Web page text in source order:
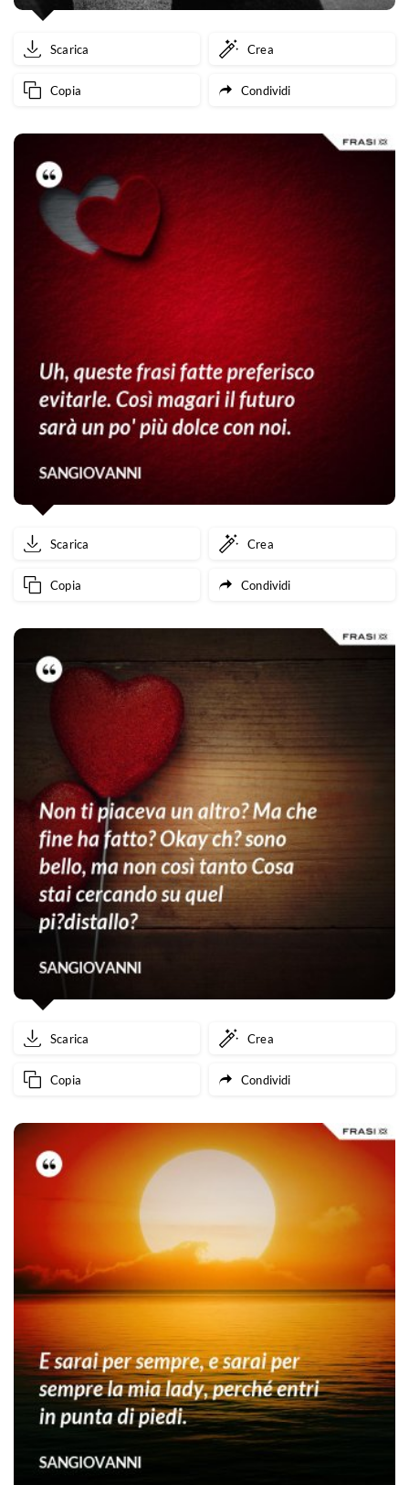
Scarica Crea
Copia Condividi
Scarica Crea
Copia Condividi
Scarica Crea
Copia Condividi